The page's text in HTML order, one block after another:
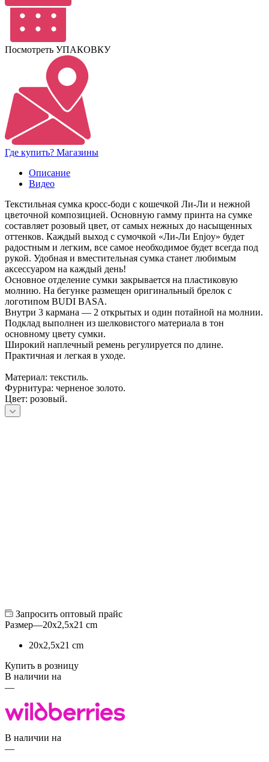
Посмотреть УПАКОВКУ
Где купить? Магазины
Описание
Видео
Текстильная сумка кросс-боди с кошечкой Ли-Ли и нежной
цветочной композицией. Основную гамму принта на сумке
составляет розовый цвет, от самых нежных до насыщенных
оттенков. Каждый выход с сумочкой «Ли-Ли Enjoy» будет
радостным и легким, все самое необходимое будет всегда под
рукой. Удобная и вместительная сумка станет любимым
аксессуаром на каждый день!
Основное отделение сумки закрывается на пластиковую
молнию. На бегунке размещен оригинальный брелок с
логотипом BUDI BASA.
Внутри 3 кармана — 2 открытых и один потайной на молнии.
Подклад выполнен из шелковистого материала в тон
основному цвету сумки.
Широкий наплечный ремень регулируется по длине.
Практичная и легкая в уходе.
Материал: текстиль.
Фурнитура: черненое золото.
Цвет: розовый.
Запросить оптовый прайс
Размер—20х2,5х21 cm
20х2,5х21 cm
Купить в розницу
В наличии на
—
В наличии на
—